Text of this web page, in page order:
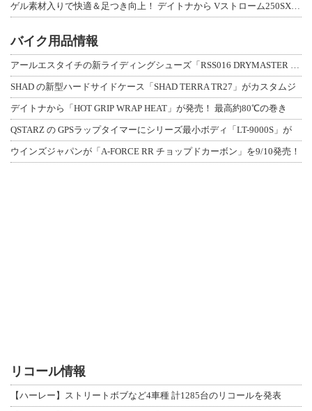
ゲル素材入りで快適＆足つき向上！ デイトナから Vストローム250SX用「快適ロ
バイク用品情報
アールエスタイチの新ライディングシューズ「RSS016 DRYMASTER スト
SHAD の新型ハードサイドケース「SHAD TERRA TR27」がカスタムジ
デイトナから「HOT GRIP WRAP HEAT」が発売！ 最高約80℃の巻き
QSTARZ の GPSラップタイマーにシリーズ最小ボディ「LT-9000S」が
ウインズジャパンが「A-FORCE RR チョップドカーボン」を9/10発売！
リコール情報
【ハーレー】ストリートボブなど4車種 計1285台のリコールを発表